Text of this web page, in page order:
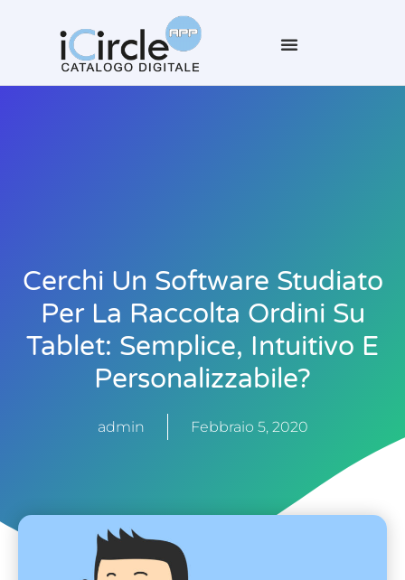
Cerchi Un Software Studiato
Per La Raccolta Ordini Su
Tablet: Semplice, Intuitivo E
Personalizzabile?
admin Febbraio 5, 2020